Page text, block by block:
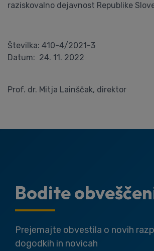
raziskovalno dejavnost Republike
Številka: 410-4/2021-3
Datum: 24. 11. 2022
Prof. dr. Mitja Lainščak, direktor
Bodite
Prejemajte obvestila o novih
dogodkih in novicah